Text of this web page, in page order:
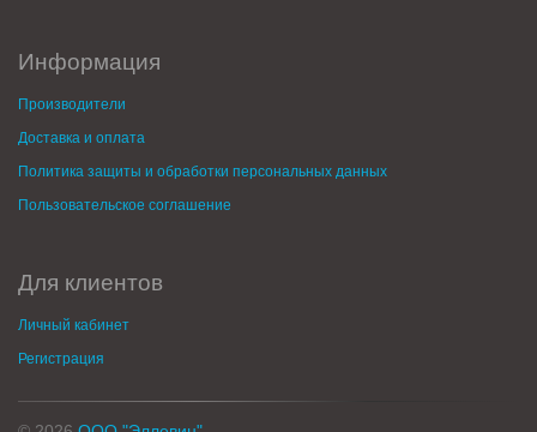
Информация
Производители
Доставка и оплата
Политика защиты и обработки персональных данных
Пользовательское соглашение
Для клиентов
Личный кабинет
Регистрация